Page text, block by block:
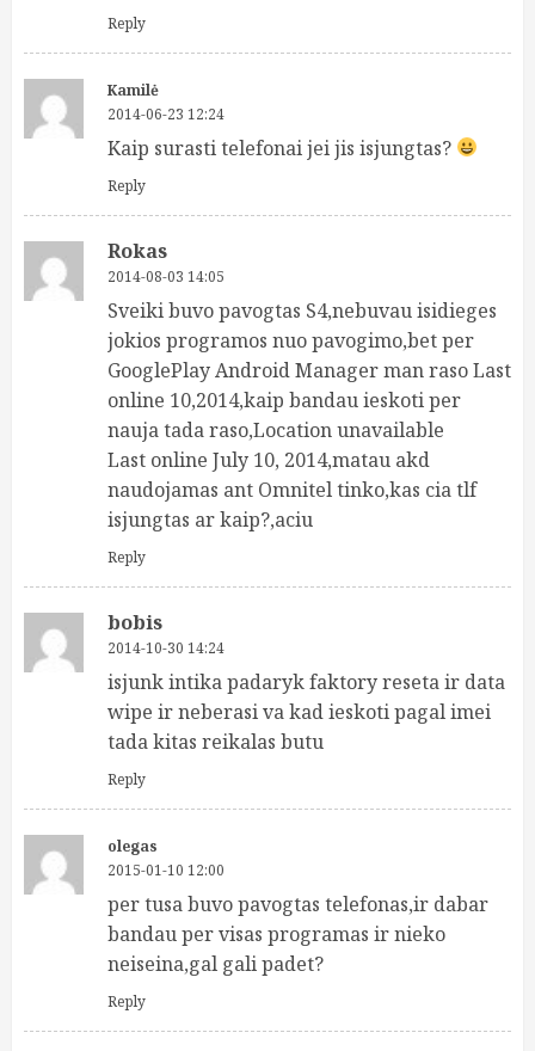
Reply
Kamilė
2014-06-23 12:24
Kaip surasti telefonai jei jis isjungtas?
Reply
Rokas
2014-08-03 14:05
Sveiki buvo pavogtas S4,nebuvau isidieges
jokios programos nuo pavogimo,bet per
GooglePlay Android Manager man raso Last
online 10,2014,kaip bandau ieskoti per
nauja tada raso,Location unavailable
Last online July 10, 2014,matau akd
naudojamas ant Omnitel tinko,kas cia tlf
isjungtas ar kaip?,aciu
Reply
bobis
2014-10-30 14:24
isjunk intika padaryk faktory reseta ir data
wipe ir neberasi va kad ieskoti pagal imei
tada kitas reikalas butu
Reply
olegas
2015-01-10 12:00
per tusa buvo pavogtas telefonas,ir dabar
bandau per visas programas ir nieko
neiseina,gal gali padet?
Reply